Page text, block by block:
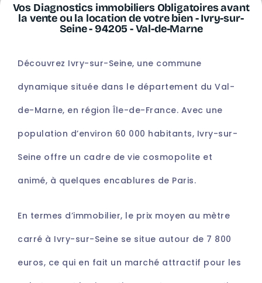
Vos Diagnostics immobiliers Obligatoires avant
la vente ou la location de votre bien - Ivry-sur-
Seine - 94205 - Val-de-Marne
Découvrez Ivry-sur-Seine, une commune
dynamique située dans le département du Val-
de-Marne, en région Île-de-France. Avec une
population d’environ 60 000 habitants, Ivry-sur-
Seine offre un cadre de vie cosmopolite et
animé, à quelques encablures de Paris.
En termes d’immobilier, le prix moyen au mètre
carré à Ivry-sur-Seine se situe autour de 7 800
euros, ce qui en fait un marché attractif pour les